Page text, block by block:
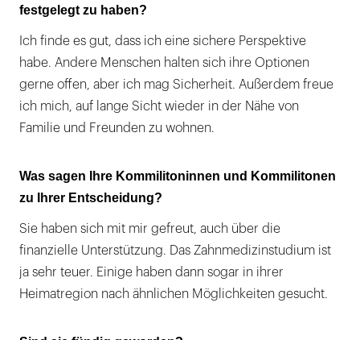
festgelegt zu haben?
Ich finde es gut, dass ich eine sichere Perspektive
habe. Andere Menschen halten sich ihre Optionen
gerne offen, aber ich mag Sicherheit. Außerdem freue
ich mich, auf lange Sicht wieder in der Nähe von
Familie und Freunden zu wohnen.
Was sagen Ihre Kommilitoninnen und Kommilitonen
zu Ihrer Entscheidung?
Sie haben sich mit mir gefreut, auch über die
finanzielle Unterstützung. Das Zahnmedizinstudium ist
ja sehr teuer. Einige haben dann sogar in ihrer
Heimatregion nach ähnlichen Möglichkeiten gesucht.